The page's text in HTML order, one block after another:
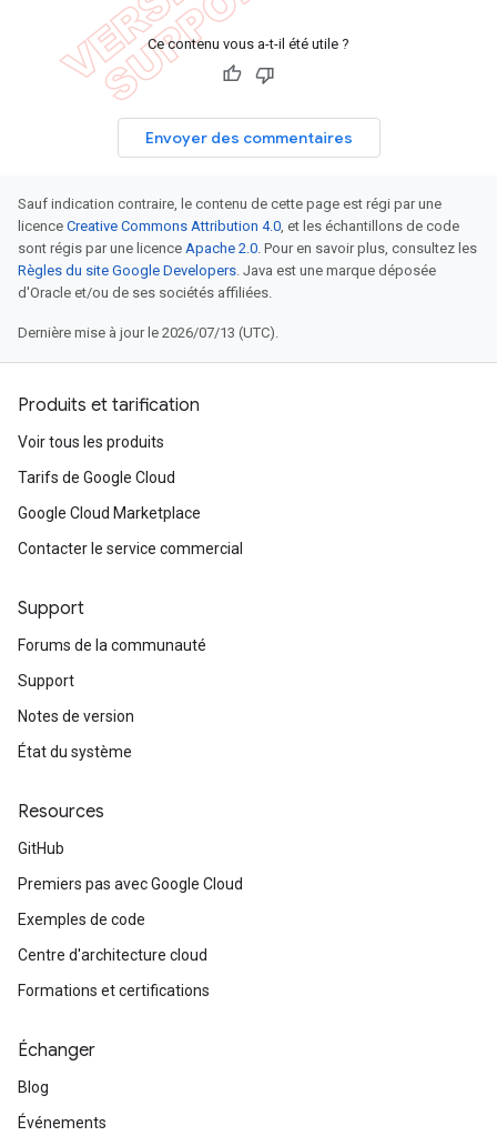
Ce contenu vous a-t-il été utile ?
Envoyer des commentaires
Sauf indication contraire, le contenu de cette page est régi par une
licence Creative Commons Attribution 4.0, et les échantillons de code
sont régis par une licence Apache 2.0. Pour en savoir plus, consultez les
Règles du site Google Developers. Java est une marque déposée
d'Oracle et/ou de ses sociétés affiliées.
Dernière mise à jour le 2026/07/13 (UTC).
Produits et tarification
Voir tous les produits
Tarifs de Google Cloud
Google Cloud Marketplace
Contacter le service commercial
Support
Forums de la communauté
Support
Notes de version
État du système
Resources
GitHub
Premiers pas avec Google Cloud
Exemples de code
Centre d'architecture cloud
Formations et certifications
Échanger
Blog
Événements